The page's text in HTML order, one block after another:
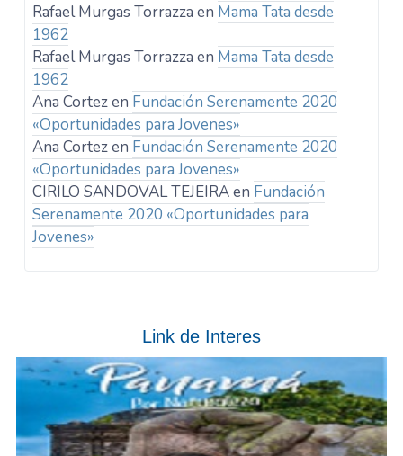
Rafael Murgas Torrazza en Mama Tata desde
1962
Rafael Murgas Torrazza en Mama Tata desde
1962
Ana Cortezen Fundación Serenamente 2020
«Oportunidades para Jovenes»
Ana Cortezen Fundación Serenamente 2020
«Oportunidades para Jovenes»
CIRILO SANDOVAL TEJEIRAen Fundación
Serenamente 2020 «Oportunidades para
Jovenes»
Link de Interes